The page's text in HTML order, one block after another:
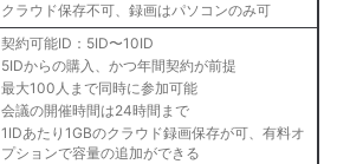
クラウド保存不可、録画はパソコンのみ可
契約可能ID：5ID〜10ID
5IDからの購入、かつ年間契約が前提
最大100人まで同時に参加可能
会議の開催時間は24時間まで
1IDあたり1GBのクラウド録画保存が可、有料オ
プションで容量の追加ができる